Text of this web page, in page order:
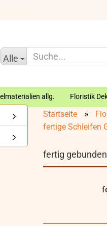
Alle
allg. Floristik
Startseite »
fertige Schleifen
fertig